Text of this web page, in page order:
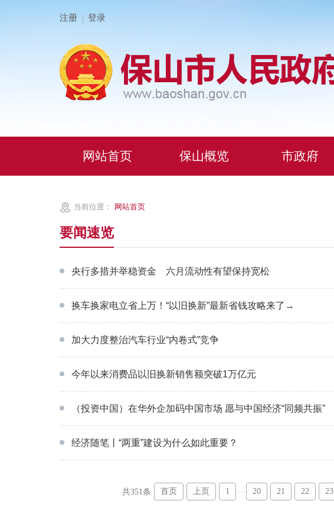
注册 登录
网站首页 保山概览 市政府
当前位置： 网站首页
要闻速览
央行多措并举稳资金 六月流动性有望保持宽松
换车换家电立省上万！“以旧换新”最新省钱攻略来了→
加大力度整治汽车行业“内卷式”竞争
今年以来消费品以旧换新销售额突破1万亿元
（投资中国）在华外企加码中国市场 愿与中国经济“同频共振”
经济随笔丨“两重”建设为什么如此重要？
共351条 首页 上页 1 ... 20 21 22 23